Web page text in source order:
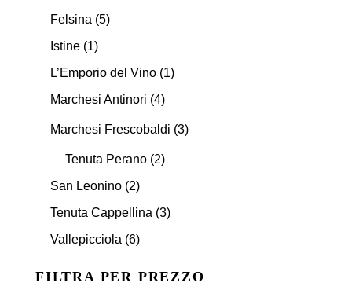
Felsina (5)
Istine (1)
L’Emporio del Vino (1)
Marchesi Antinori (4)
Marchesi Frescobaldi (3)
Tenuta Perano (2)
San Leonino (2)
Tenuta Cappellina (3)
Vallepicciola (6)
FILTRA PER PREZZO